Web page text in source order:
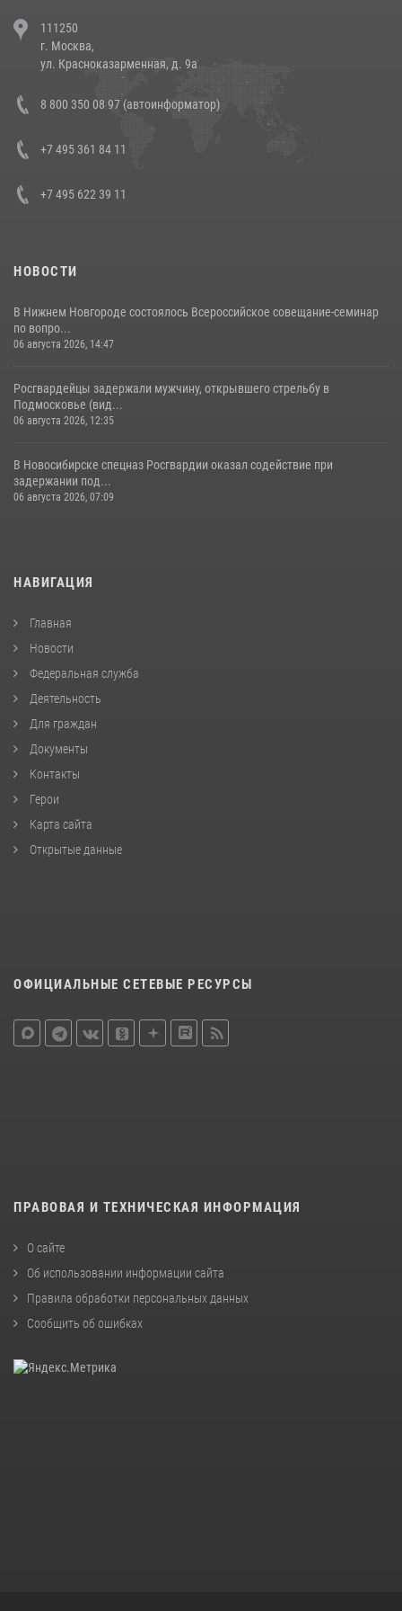
напавших на бригаду скорой помощи (видео)
14 июля 2026, 12:20
В Росгвардии прошла военно-научная конференция по обобщению
боевого опыта
111250
г. Москва,
ул. Красноказарменная, д. 9а
8 800 350 08 97 (автоинформатор)
+7 495 361 84 11
+7 495 622 39 11
НОВОСТИ
В Нижнем Новгороде состоялось Всероссийское совещание-семинар
по вопро...
06 августа 2026, 14:47
Росгвардейцы задержали мужчину, открывшего стрельбу в
Подмосковье (вид...
06 августа 2026, 12:35
В Новосибирске спецназ Росгвардии оказал содействие при
задержании под...
06 августа 2026, 07:09
НАВИГАЦИЯ
Главная
Новости
Федеральная служба
Деятельность
Для граждан
Документы
Контакты
Герои
Карта сайта
Открытые данные
ОФИЦИАЛЬНЫЕ СЕТЕВЫЕ РЕСУРСЫ
ПРАВОВАЯ И ТЕХНИЧЕСКАЯ ИНФОРМАЦИЯ
О сайте
Об использовании информации сайта
Правила обработки персональных данных
Сообщить об ошибках